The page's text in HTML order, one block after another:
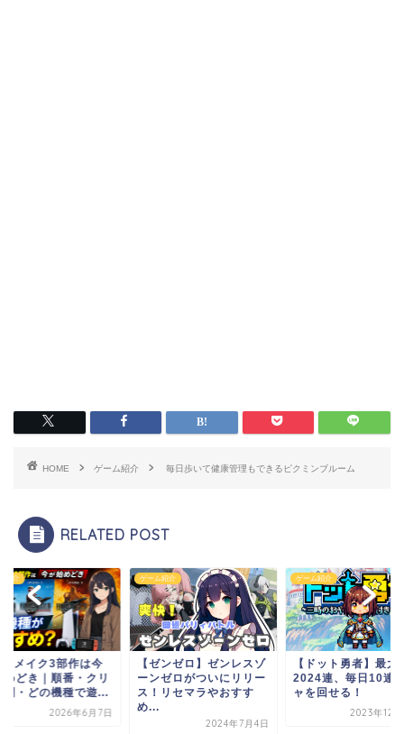
HOME ゲーム紹介 毎日歩いて健康管理もできるピクミンブルーム
RELATED POST
紹介
メイク3部作は今
めどき｜順番・クリ
間・どの機種で遊...
2026年6月7日
ゲーム紹介
【ゼンゼロ】ゼンレスゾ
ーンゼロがついにリリー
ス！リセマラやおすす
め...
2024年7月4日
ゲーム紹介
【ドット勇者】最大
2024連、毎日10連
ャを回せる！
2023年12